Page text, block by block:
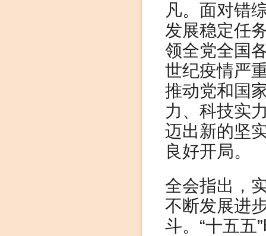
凡。面对错
发展稳定任
领全党全国
世纪疫情严
推动党和国
力、科技实
迈出新的坚
良好开局。
全会指出，
不断发展进
斗。“十五五